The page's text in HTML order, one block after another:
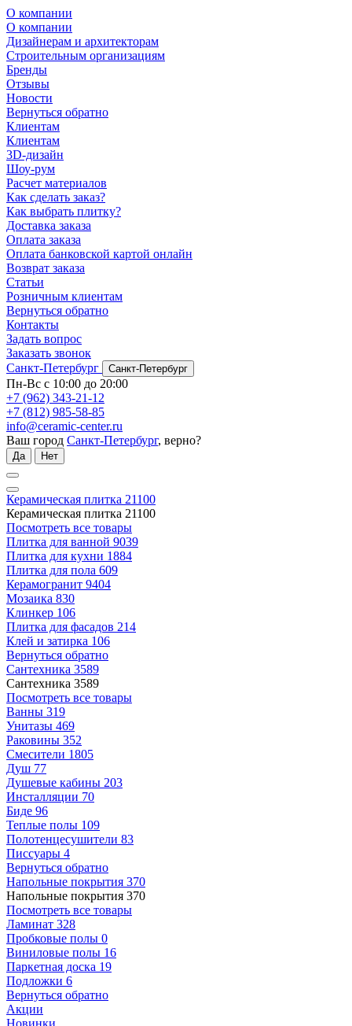
О компании
О компании
Дизайнерам и архитекторам
Строительным организациям
Бренды
Отзывы
Новости
Вернуться обратно
Клиентам
Клиентам
3D-дизайн
Шоу-рум
Расчет материалов
Как сделать заказ?
Как выбрать плитку?
Доставка заказа
Оплата заказа
Оплата банковской картой онлайн
Возврат заказа
Статьи
Розничным клиентам
Вернуться обратно
Контакты
Задать вопрос
Заказать звонок
Санкт-Петербург
Санкт-Петербург
Пн-Вс с 10:00 до 20:00
+7 (962) 343-21-12
+7 (812) 985-58-85
info@ceramic-center.ru
Ваш город Санкт-Петербург, верно?
Да Нет
Керамическая плитка 21100
Керамическая плитка 21100
Посмотреть все товары
Плитка для ванной 9039
Плитка для кухни 1884
Плитка для пола 609
Керамогранит 9404
Мозаика 830
Клинкер 106
Плитка для фасадов 214
Клей и затирка 106
Вернуться обратно
Сантехника 3589
Сантехника 3589
Посмотреть все товары
Ванны 319
Унитазы 469
Раковины 352
Смесители 1805
Душ 77
Душевые кабины 203
Инсталляции 70
Биде 96
Теплые полы 109
Полотенцесушители 83
Писсуары 4
Вернуться обратно
Напольные покрытия 370
Напольные покрытия 370
Посмотреть все товары
Ламинат 328
Пробковые полы 0
Виниловые полы 16
Паркетная доска 19
Подложки 6
Вернуться обратно
Акции
Новинки